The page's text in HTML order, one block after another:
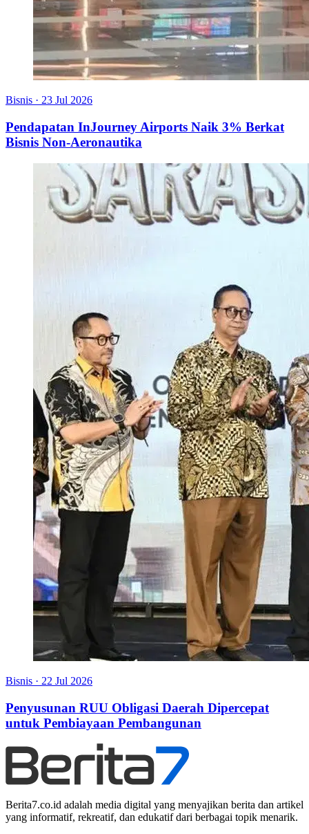
Bisnis · 23 Jul 2026
Pendapatan InJourney Airports Naik 3% Berkat
Bisnis Non-Aeronautika
Bisnis · 22 Jul 2026
Penyusunan RUU Obligasi Daerah Dipercepat
untuk Pembiayaan Pembangunan
Berita7.co.id adalah media digital yang menyajikan berita dan artikel
yang informatif, rekreatif, dan edukatif dari berbagai topik menarik.